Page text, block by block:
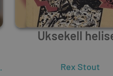
Sergei Võssotski,Rex Stout
Uksekell
Rex Stout